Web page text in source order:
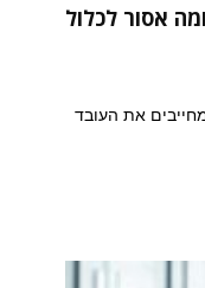
אסור לכלול
את העובד